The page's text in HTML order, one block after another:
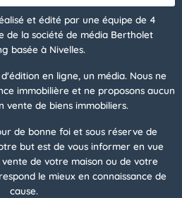
et édité par une équipe de 4
de la société de média Bertholet
basée à Nivelles.
en ligne, un média. Nous ne
immobilière et ne proposons aucun
vente de biens immobiliers.
de bonne foi et sous réserve de
but est de vous informer en vue
de votre maison ou de votre
le mieux en connaissance de
cause.